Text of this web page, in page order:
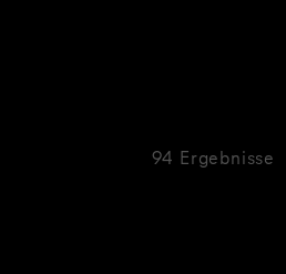
94 Ergebnisse